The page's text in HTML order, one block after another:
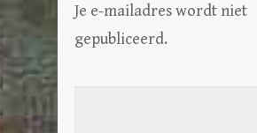
Je e-mailadres wordt niet
gepubliceerd.